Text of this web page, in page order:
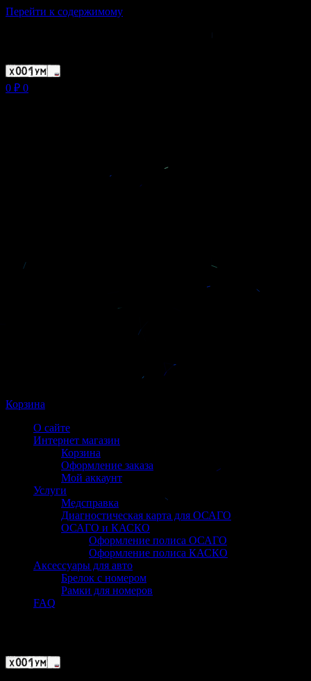
Перейти к содержимому
0 ₽ 0
Корзина
О сайте
Интернет магазин
Корзина
Оформление заказа
Мой аккаунт
Услуги
Медсправка
Диагностическая карта для ОСАГО
ОСАГО и КАСКО
Оформление полиса ОСАГО
Оформление полиса КАСКО
Аксессуары для авто
Брелок с номером
Рамки для номеров
FAQ